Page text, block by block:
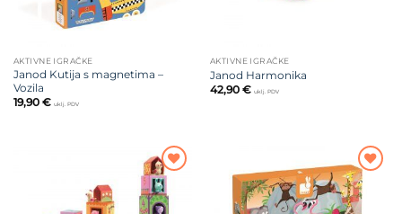
AKTIVNE IGRAČKE
Janod Kutija s magnetima –
Vozila
19,90 € uklj. PDV
AKTIVNE IGRAČKE
Janod Harmonika
42,90 € uklj. PDV
Dodajte
na listu
želja
Dodajte
na listu
želja